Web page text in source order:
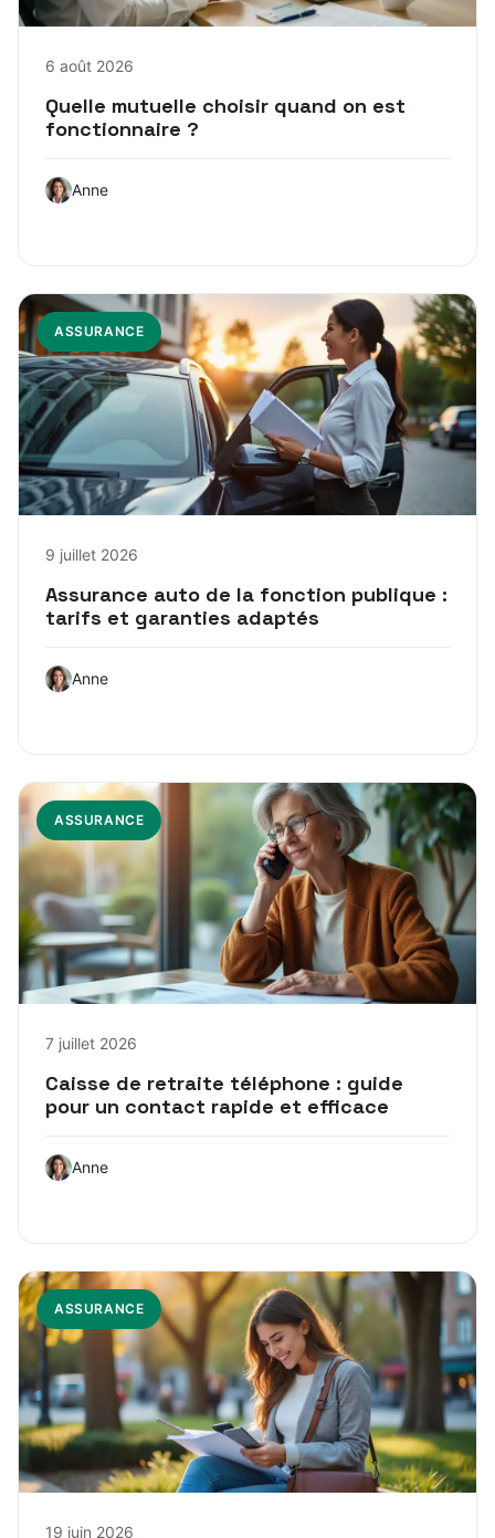
6 août 2026
Quelle mutuelle choisir quand on est
fonctionnaire ?
Anne
ASSURANCE
9 juillet 2026
Assurance auto de la fonction publique :
tarifs et garanties adaptés
Anne
ASSURANCE
7 juillet 2026
Caisse de retraite téléphone : guide
pour un contact rapide et efficace
Anne
ASSURANCE
19 juin 2026